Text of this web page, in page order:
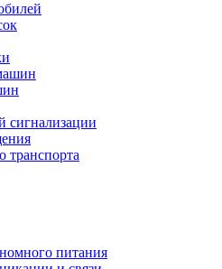
сигнализации
транспорта
питания